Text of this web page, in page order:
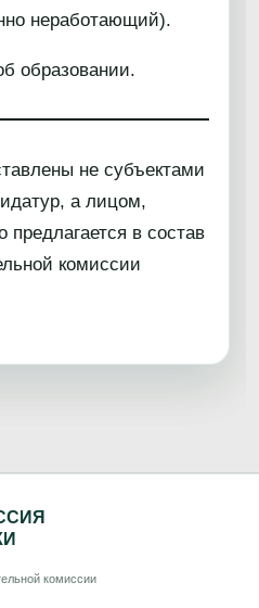
неработающий).
образовании.
не субъектами
а лицом,
предлагается в состав
комиссии
комиссии